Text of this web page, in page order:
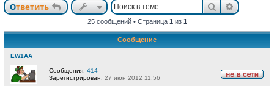
Ответить Поиск
25 сообщений • Страница 1 из 1
Сообщение
EW1AA
Сообщения: 414
Зарегистрирован: 27 июн 2012 11:56